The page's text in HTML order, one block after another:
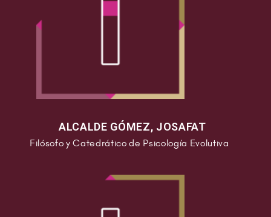
ALCALDE GÓMEZ, JOSAFAT
Filósofo y Catedrático de Psicología Evolutiva